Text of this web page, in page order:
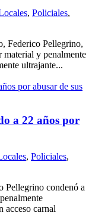
, Policiales,
Federico Pellegrino,
material y penalmente
ultrajante...
a 22 años por
, Policiales,
Pellegrino condenó a
acceso carnal